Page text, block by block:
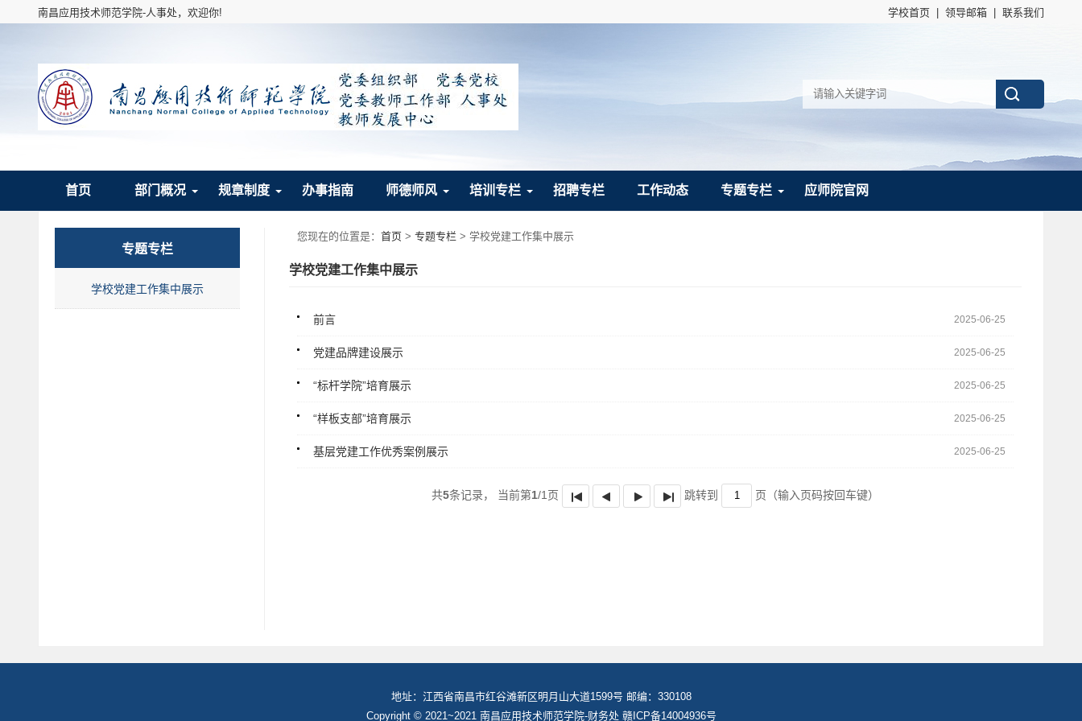
南昌应用技术师范学院-人事处，欢迎你! 学校首页 领导邮箱 联系我们
首页 部门概况 规章制度 办事指南 师德师风 培训专栏 招聘专栏 工作动态 专题专栏 应师院官网
专题专栏
学校党建工作集中展示
您现在的位置是： 首页 > 专题专栏 > 学校党建工作集中展示
学校党建工作集中展示
2025-06-25
前言
2025-06-25
党建品牌建设展示
2025-06-25
“标杆学院”培育展示
2025-06-25
“样板支部”培育展示
2025-06-25
基层党建工作优秀案例展示
共5条记录， 当前第1/1页 跳转到 页 （输入页码按回车键）
地址：江西省南昌市红谷滩新区明月山大道1599号 邮编：330108
Copyright © 2021~2021 南昌应用技术师范学院-财务处 赣ICP备14004936号